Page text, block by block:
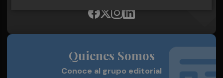
Quienes Somos
Conoce al grupo editorial